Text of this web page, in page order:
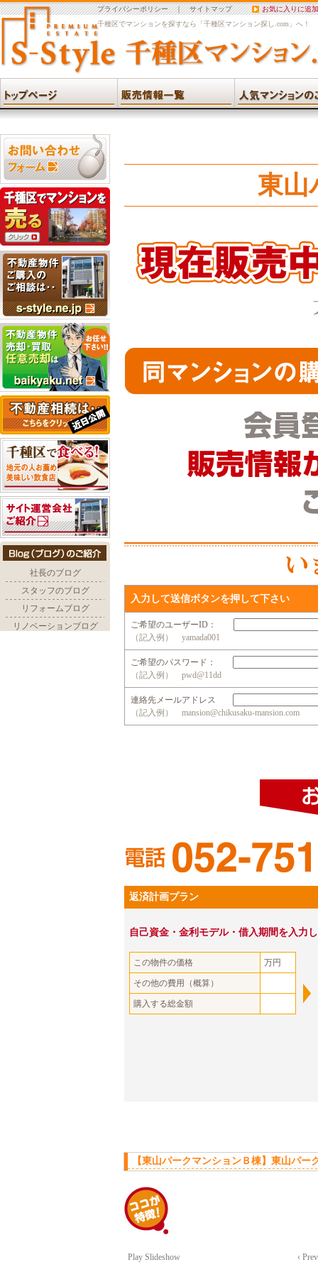
プライバシーポリシー｜サイトマップ
お気に入りに追加
千種区でマンションを探すなら「千種区マンション探し.com」へ！
東山
入力して送信ボタンを押して下さい
ご希望のユーザーID：
（記入例） yamada001
ご希望のパスワード：
（記入例） pwd@11dd
連絡先メールアドレス
（記入例） mansion@chikusaku-mansion.com
返済計画プラン
自己資金・金利モデル・借入期間を入力
この物件の価格 万円
その他の費用（概算）
購入する総金額
【東山パークマンションＢ棟】東山パ
Play Slideshow ‹